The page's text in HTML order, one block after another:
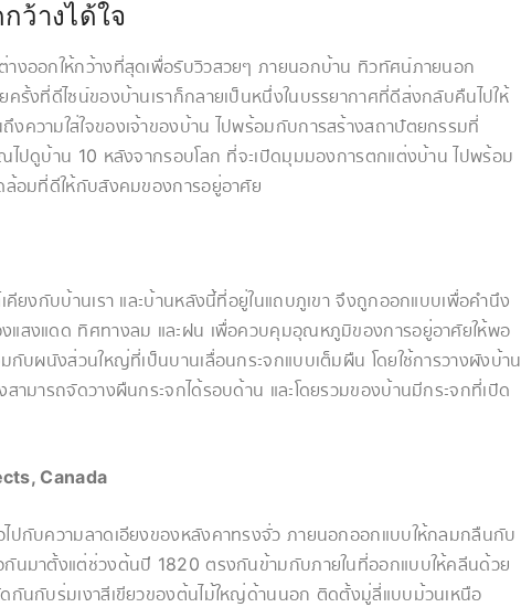
ว้างได้ใจ
งออกให้กว้างที่สุดเพื่อรับวิวสวยๆ ภายนอกบ้าน ทิวทัศน์ภายนอก
รั้งที่ดีไซน์ของบ้านเราก็กลายเป็นหนึ่งในบรรยากาศที่ดีส่งกลับคืนไปให้
ความใส่ใจของเจ้าของบ้าน ไปพร้อมกับการสร้างสถาปัตยกรรมที่
ปดูบ้าน 10 หลังจากรอบโลก ที่จะเปิดมุมมองการตกแต่งบ้าน ไปพร้อม
ล้อมที่ดีให้กับสังคมของการอยู่อาศัย
คียงกับบ้านเรา และบ้านหลังนี้ที่อยู่ในแถบภูเขา จึงถูกออกแบบเพื่อคำนึง
แสงแดด ทิศทางลม และฝน เพื่อควบคุมอุณหภูมิของการอยู่อาศัยให้พอ
กับผนังส่วนใหญ่ที่เป็นบานเลื่อนกระจกแบบเต็มผืน โดยใช้การวางผังบ้าน
มารถจัดวางผืนกระจกได้รอบด้าน และโดยรวมของบ้านมีกระจกที่เปิด
Canada
ปกับความลาดเอียงของหลังคาทรงจั่ว ภายนอกออกแบบให้กลมกลืนกับ
นมาตั้งแต่ช่วงต้นปี 1820 ตรงกันข้ามกับภายในที่ออกแบบให้คลีนด้วย
กันกับร่มเงาสีเขียวของต้นไม้ใหญ่ด้านนอก ติดตั้งมู่ลี่แบบม้วนเหนือ